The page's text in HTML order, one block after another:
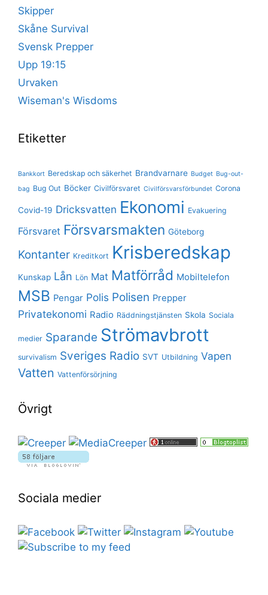
Skipper
Skåne Survival
Svensk Prepper
Upp 19:15
Urvaken
Wiseman's Wisdoms
Etiketter
Bankkort Beredskap och säkerhet Brandvarnare Budget Bug-out-
bag Bug Out Böcker Civilförsvaret Civilförsvarsförbundet Corona
Covid-19 Dricksvatten Ekonomi Evakuering
Försvaret Försvarsmakten Göteborg
Kontanter Kreditkort Krisberedskap
Kunskap Lån Lön Mat Matförråd Mobiltelefon
MSB Pengar Polis Polisen Prepper
Privatekonomi Radio Räddningstjänsten Skola Sociala
medier Sparande Strömavbrott
survivalism Sveriges Radio SVT Utbildning Vapen
Vatten Vattenförsörjning
Övrigt
Sociala medier